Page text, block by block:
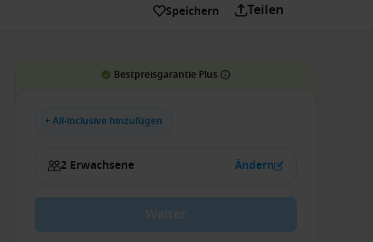
Speichern Teilen
Bestpreisgarantie Plus
+ All-inclusive hinzufügen
2 Erwachsene Ändern